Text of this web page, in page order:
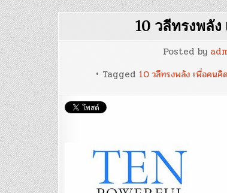
10 วลีทรงพลั
Posted by
Tagged 10 วลีทรงพลัง เพื่อคนคิ